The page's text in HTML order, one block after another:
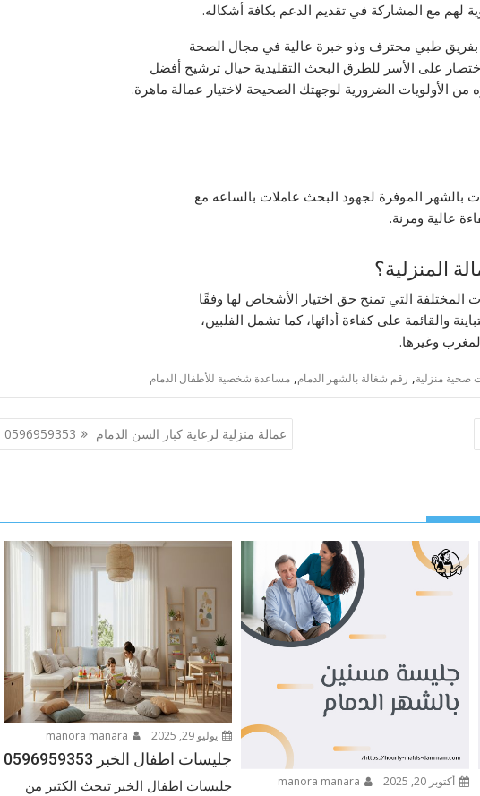
لهم مع المشاركة في تقديم الدعم بكافة أشكاله.
بفريق طبي محترف وذو خبرة عالية في مجال الصحة
على الأسر للطرق البحث التقليدية حيال ترشيح أفضل
الأولويات الضرورية لوجهتك الصحيحة لاختيار عمالة ماهرة.
بالشهر الموفرة لجهود البحث عاملات بالساعه مع
عالية ومرنة.
المنزلية؟
المختلفة التي تمنح حق اختيار الأشخاص لها وفقًا
والقائمة على كفاءة أدائها، كما تشمل الفلبين،
وغيرها.
صحية منزلية, رقم شغالة بالشهر الدمام, مساعدة شخصية للأطفال الدمام
عمالة منزلية لرعاية كبار السن الدمام 0596959353
أكتوبر 20, 2025
يوليو 29, 2025
جليسات اطفال الخبر 0596959353
جليسات اطفال الخبر تبحث الكثير من